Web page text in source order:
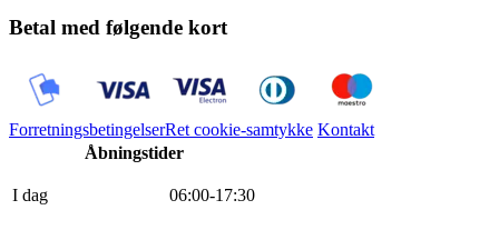
Betal med følgende kort
ForretningsbetingelserRet cookie-samtykke Kontakt
Åbningstider
I dag 06:00-17:30